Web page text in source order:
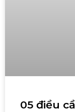
05 điều